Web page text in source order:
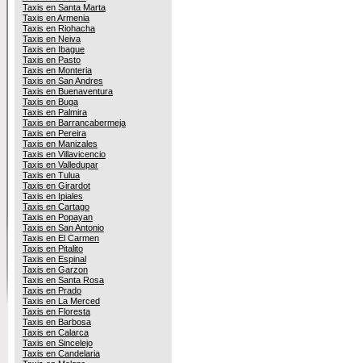
Taxis en Santa Marta
Taxis en Armenia
Taxis en Riohacha
Taxis en Neiva
Taxis en Ibague
Taxis en Pasto
Taxis en Monteria
Taxis en San Andres
Taxis en Buenaventura
Taxis en Buga
Taxis en Palmira
Taxis en Barrancabermeja
Taxis en Pereira
Taxis en Manizales
Taxis en Villavicencio
Taxis en Valledupar
Taxis en Tulua
Taxis en Girardot
Taxis en Ipiales
Taxis en Cartago
Taxis en Popayan
Taxis en San Antonio
Taxis en El Carmen
Taxis en Pitalito
Taxis en Espinal
Taxis en Garzon
Taxis en Santa Rosa
Taxis en Prado
Taxis en La Merced
Taxis en Floresta
Taxis en Barbosa
Taxis en Calarca
Taxis en Sincelejo
Taxis en Candelaria